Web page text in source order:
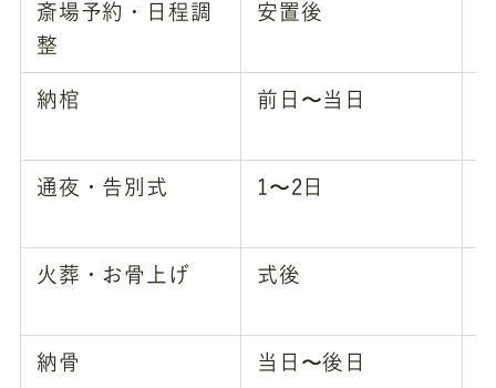
斎場予約・日程調
整
安置後
納棺 前日〜当日
通夜・告別式 1〜2日
火葬・お骨上げ 式後
納骨 当日〜後日